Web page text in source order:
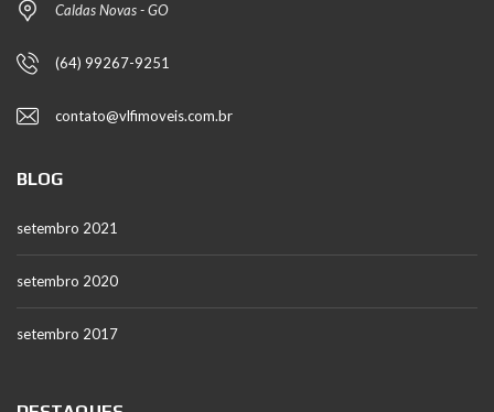
Caldas Novas - GO
(64) 99267-9251
contato@vlfimoveis.com.br
BLOG
setembro 2021
setembro 2020
setembro 2017